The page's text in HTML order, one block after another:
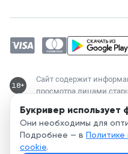
Букривер использует
Они необходимы для
Подробнее — в Политике
cookie.
Магические академии
Современный любовный
Любовное фэнтези
18+
Сайт содержит
просмотра лицами
Служба поддержки:
support@bookriver.ru